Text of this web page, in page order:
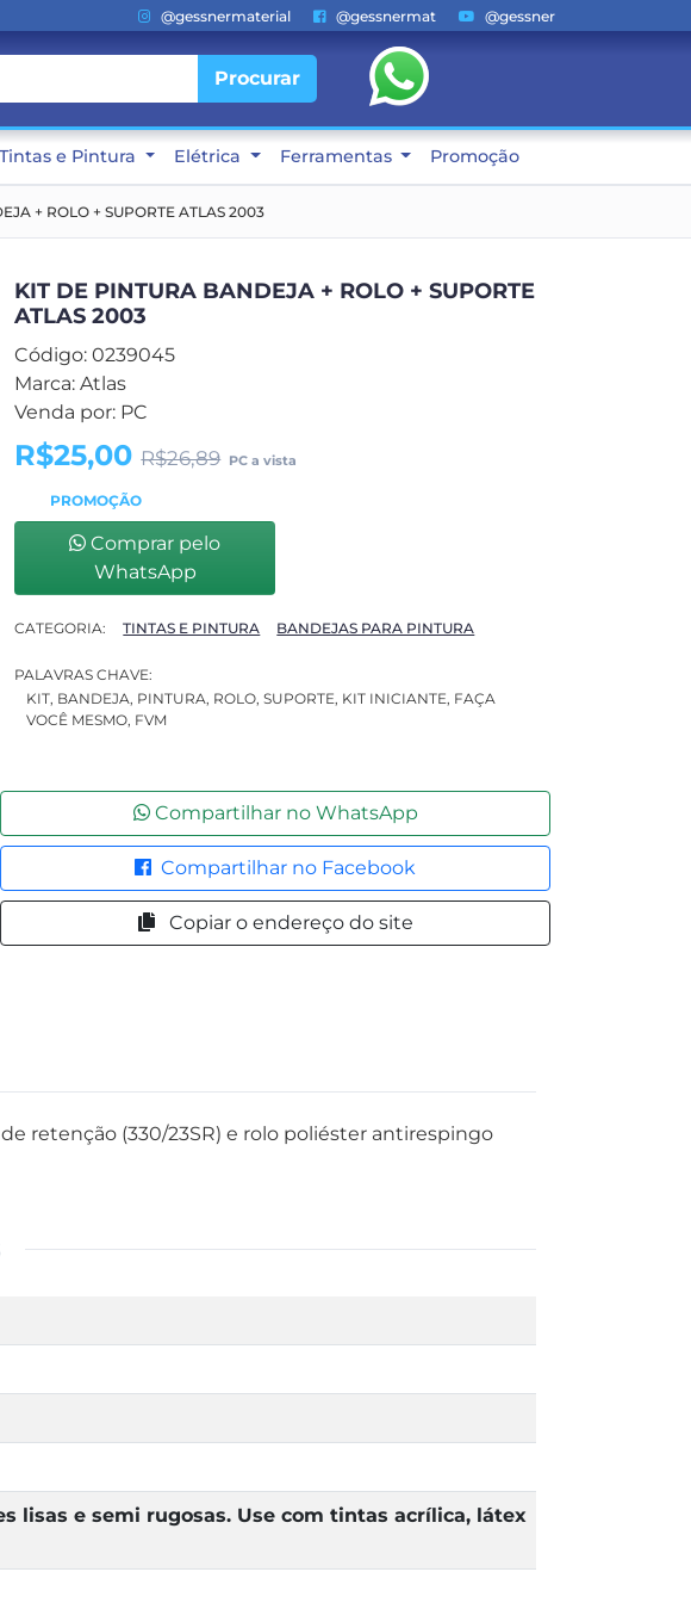
@gessnermaterial @gessnermat @gessner
Procurar
Tintas e Pintura Elétrica Ferramentas Promoção
+ ROLO + SUPORTE ATLAS 2003
KIT DE PINTURA BANDEJA + ROLO + SUPORTE
ATLAS 2003
Código: 0239045
Marca: Atlas
Venda por: PC
R$25,00R$26,89 PC a vista
PROMOÇÃO
Comprar pelo
WhatsApp
CATEGORIA: TINTAS E PINTURA BANDEJAS PARA PINTURA
PALAVRAS CHAVE:
KIT, BANDEJA, PINTURA, ROLO, SUPORTE, KIT INICIANTE, FAÇA
VOCÊ MESMO, FVM
Compartilhar no WhatsApp
Compartilhar no Facebook
Copiar o endereço do site
retenção (330/23SR) e rolo poliéster antirespingo
lisas e semi rugosas. Use com tintas acrílica, látex